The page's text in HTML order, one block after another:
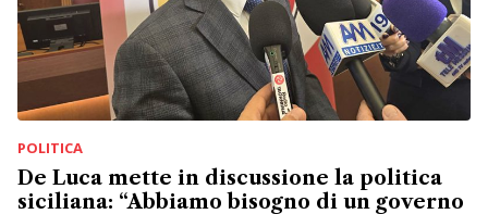
POLITICA
De Luca mette in discussione la politica
siciliana: “Abbiamo bisogno di un governo